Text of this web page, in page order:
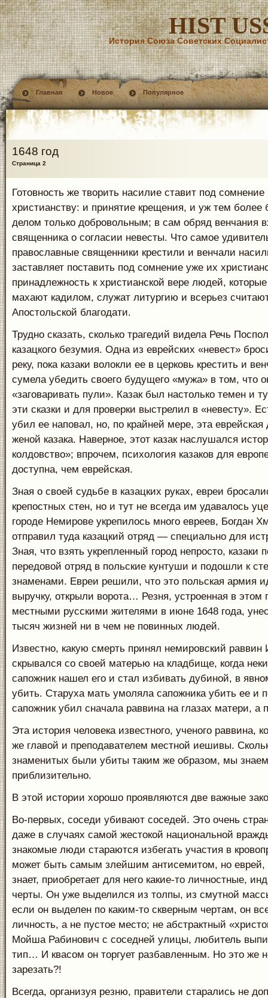
HIST
История Союза Советских
Главная Новое Популярное
1648 год
Страница 2
Готовность же творить насилие ставит под сомнение
христианству: и принятие крещения, и уж тем более
делом только добровольным; в сам обряд венчания
священника о согласии невесты. Что самое
православные священники крестили и венчали
заставляет поставить под сомнение уже их
принадлежность к христианской вере людей,
махают кадилом, служат литургию и всерьез
Апостольской благодати.
Трудно сказать, сколько трагедий видела Речь
казацкого безумия. Одна из еврейских «невест»
реку, пока казаки волокли ее в церковь крестить и
сумела убедить своего будущего «мужа» в том, что
«заговаривать пули». Казак был настолько темен и
эти сказки и для проверки выстрелил в «невесту».
убил ее наповал, но, по крайней мере, эта
женой казака. Наверное, этот казак наслушался
колдовство»; впрочем, психология казаков для
доступна, чем еврейская.
Зная о своей судьбе в казацких руках, евреи
крепостных стен, но и тут не всегда им удавалось
городе Немирове укрепилось много евреев, Богдан
отправил туда казацкий отряд — специально для
Зная, что взять укрепленный город непросто, казаки
передовой отряд в польские кунтуши и подошли к
знаменами. Евреи решили, что это польская армия
выручку, открыли ворота… Резня, устроенная в этом
местными русскими жителями в июне 1648 года,
тысяч жизней ни в чем не повинных людей.
Известно, какую смерть принял немировский раввин
скрывался со своей матерью на кладбище, когда
сапожник нашел его и стал избивать дубиной, в
убить. Старуха мать умоляла сапожника убить ее и
сапожник убил сначала раввина на глазах матери, а
Эта история человека известного, ученого раввина,
же главой и преподавателем местной иешивы.
знаменитых были убиты таким же образом, мы знаем
приблизительно.
В этой истории хорошо проявляются две важные
Во-первых, соседи убивают соседей. Это очень
даже в случаях самой жестокой национальной
знакомые люди стараются избегать участия в
может быть самым злейшим антисемитом, но еврей,
знает, приобретает для него какие-то личностные,
черты. Он уже выделился из толпы, из смутной
если он выделен по каким-то скверным чертам, он
личность, а не пустое место; не абстрактный
Мойша Рабинович с соседней улицы, любитель
тип… И квасом он торгует разбавленным. Но это же
зарезать?!
Всегда, организуя резню, правители старались не